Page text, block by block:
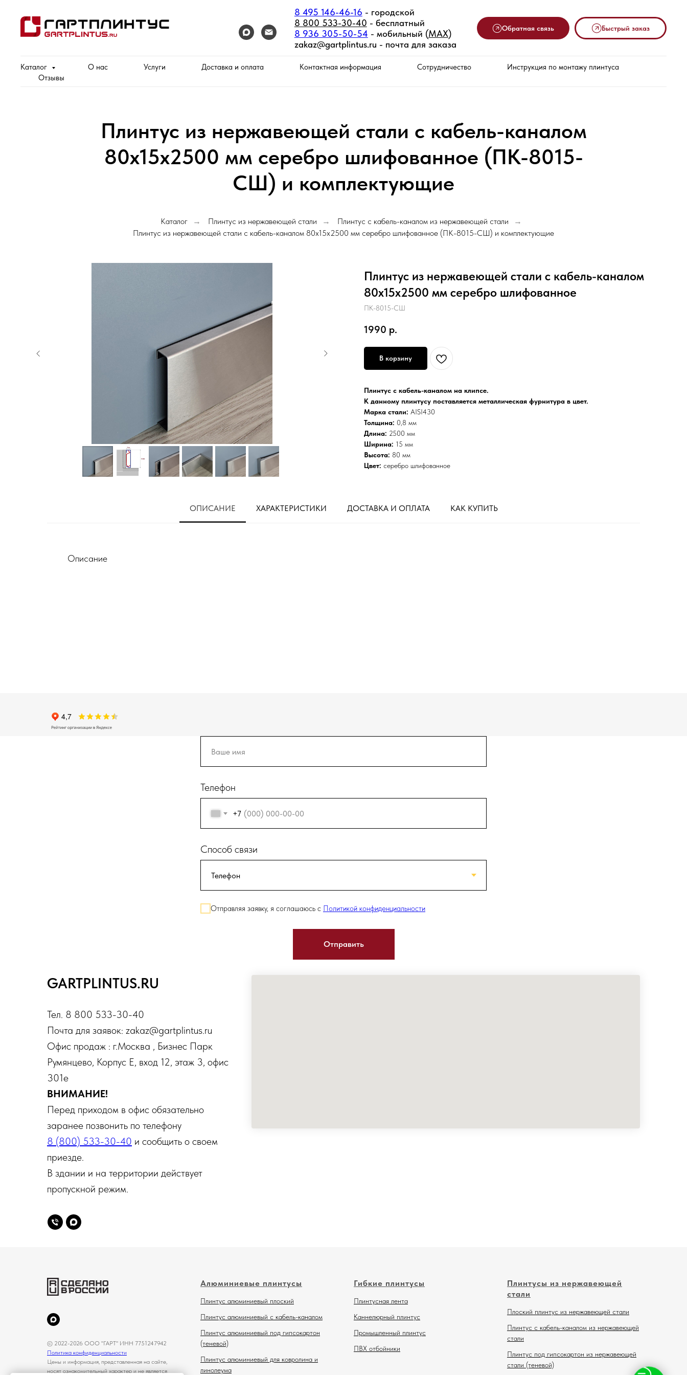
8 495 146-46-16 - городской
8 800 533-30-40 - бесплатный
8 936 305-50-54 - мобильный (MAX)
zakaz@gartplintus.ru - почта для заказа
Обратная связь Быстрый заказ
Каталог О нас Услуги Доставка и оплата Контактная информация Сотрудничество
Инструкция по монтажу плинтуса
Отзывы
Плинтус из нержавеющей стали с кабель-каналом
80х15х2500 мм серебро шлифованное (ПК-8015-
СШ) и комплектующие
Каталог → Плинтус из нержавеющей стали → Плинтус с кабель-каналом из нержавеющей стали →
Плинтус из нержавеющей стали с кабель-каналом 80х15х2500 мм серебро шлифованное (ПК-8015-СШ) и комплектующие
Плинтус из нержавеющей стали с кабель-каналом
80х15х2500 мм серебро шлифованное
ПК-8015-СШ
1990 р.
В корзину
Плинтус с кабель-каналом на клипсе.
К данному плинтусу поставляется металлическая фурнитура в цвет.
Марка стали: AISI430
Толщина: 0,8 мм
Длина: 2500 мм
Ширина: 15 мм
Высота: 80 мм
Цвет: серебро шлифованное
ОПИСАНИЕ ХАРАКТЕРИСТИКИ ДОСТАВКА И ОПЛАТА КАК КУПИТЬ
Описание
Телефон
+7
Способ связи
Отправляя заявку, я соглашаюсь с Политикой конфиденциальности
Отправить
GARTPLINTUS.RU
Тел. 8 800 533-30-40
Почта для заявок: zakaz@gartplintus.ru
Офис продаж : г.Москва , Бизнес Парк
Румянцево, Корпус Е, вход 12, этаж 3, офис
301е
ВНИМАНИЕ!
Перед приходом в офис обязательно
заранее позвонить по телефону
8 (800) 533-30-40 и сообщить о своем
приезде.
В здании и на территории действует
пропускной режим.
© 2022-2026 ООО "ГАРТ" ИНН 7751247942
Политика конфиденциальности
Цены и информация, представленная на сайте,
носят ознакомительный характер и не является
Алюминиевые плинтусы
Плинтус алюминиевый плоский
Плинтус алюминиевый с кабель-каналом
Плинтус алюминиевый под гипсокартон
(теневой)
Плинтус алюминиевый для ковролина и
линолеума
Гибкие плинтусы
Плинтусная лента
Каннелюрный плинтус
Промышленный плинтус
ПВХ отбойники
Плинтусы из нержавеющей
стали
Плоский плинтус из нержавеющей стали
Плинтус с кабель-каналом из нержавеющей
стали
Плинтус под гипсокартон из нержавеющей
стали (теневой)